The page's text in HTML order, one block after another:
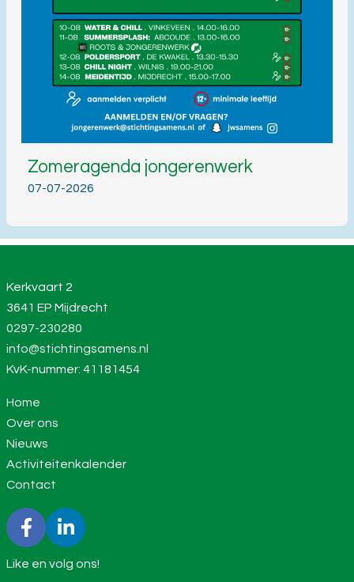
Zomeragenda jongerenwerk
07-07-2026
Kerkvaart 2
3641 EP Mijdrecht
0297-230280
info@stichtingsamens.nl
KvK-nummer: 41181454
Home
Over ons
Nieuws
Activiteitenkalender
Contact
Like en volg ons!